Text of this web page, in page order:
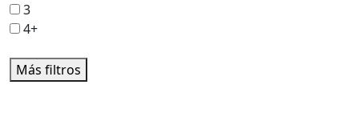
3
4+
Más filtros